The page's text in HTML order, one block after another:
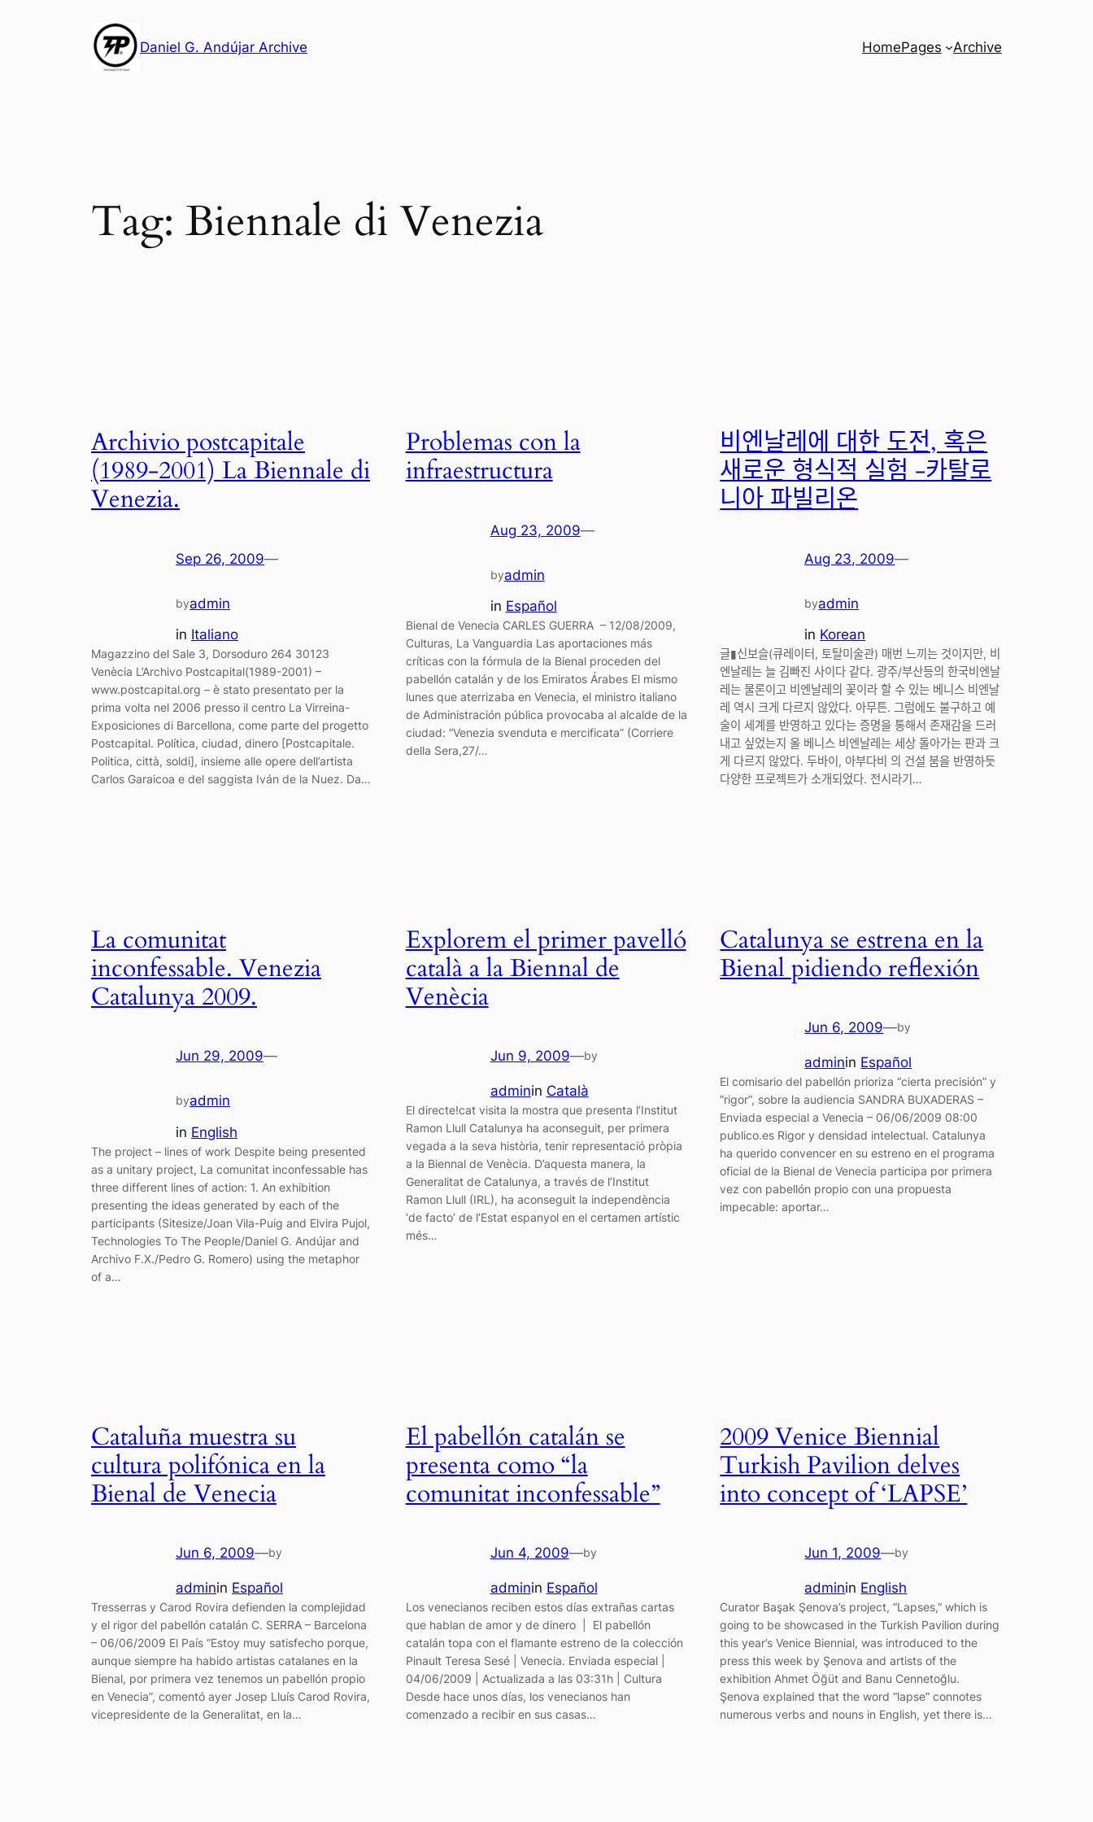
Daniel G. Andújar Archive HomePages Archive
Tag: Biennale di Venezia
Archivio postcapitale
(1989-2001) La Biennale di
Venezia.
Sep 26, 2009—
byadmin
in Italiano
Magazzino del Sale 3, Dorsoduro 264 30123
Venècia L’Archivo Postcapital(1989-2001) –
www.postcapital.org – è stato presentato per la
prima volta nel 2006 presso il centro La Virreina-
Exposiciones di Barcellona, come parte del progetto
Postcapital. Política, ciudad, dinero [Postcapitale.
Politica, città, soldi], insieme alle opere dell’artista
Carlos Garaicoa e del saggista Iván de la Nuez. Da…
Problemas con la
infraestructura
Aug 23, 2009—
byadmin
in Español
Bienal de Venecia CARLES GUERRA – 12/08/2009,
Culturas, La Vanguardia Las aportaciones más
críticas con la fórmula de la Bienal proceden del
pabellón catalán y de los Emiratos Árabes El mismo
lunes que aterrizaba en Venecia, el ministro italiano
de Administración pública provocaba al alcalde de la
ciudad: “Venezia svenduta e mercificata” (Corriere
della Sera,27/…
비엔날레에 대한 도전, 혹은
새로운 형식적 실험 -카탈로
니아 파빌리온
Aug 23, 2009—
byadmin
in Korean
글▮신보슬(큐레이터, 토탈미술관) 매번 느끼는 것이지만, 비
엔날레는 늘 김빠진 사이다 같다. 광주/부산등의 한국비엔날
레는 물론이고 비엔날레의 꽃이라 할 수 있는 베니스 비엔날
레 역시 크게 다르지 않았다. 아무튼. 그럼에도 불구하고 예
술이 세계를 반영하고 있다는 증명을 통해서 존재감을 드러
내고 싶었는지 올 베니스 비엔날레는 세상 돌아가는 판과 크
게 다르지 않았다. 두바이, 아부다비 의 건설 붐을 반영하듯
다양한 프로젝트가 소개되었다. 전시라기…
La comunitat
inconfessable. Venezia
Catalunya 2009.
Jun 29, 2009—
byadmin
in English
The project – lines of work Despite being presented
as a unitary project, La comunitat inconfessable has
three different lines of action: 1. An exhibition
presenting the ideas generated by each of the
participants (Sitesize/Joan Vila-Puig and Elvira Pujol,
Technolo­gies To The People/Daniel G. Andújar and
Archivo F.X./Pedro G. Romero) using the metaphor
of a…
Explorem el primer pavelló
català a la Biennal de
Venècia
Jun 9, 2009—by
adminin Català
El directe!cat visita la mostra que presenta l’Institut
Ramon Llull Catalunya ha aconseguit, per primera
vegada a la seva història, tenir representació pròpia
a la Biennal de Venècia. D’aquesta manera, la
Generalitat de Catalunya, a través de l’Institut
Ramon Llull (IRL), ha aconseguit la independència
‘de facto’ de l’Estat espanyol en el certamen artístic
més…
Catalunya se estrena en la
Bienal pidiendo reflexión
Jun 6, 2009—by
adminin Español
El comisario del pabellón prioriza “cierta precisión” y
“rigor”, sobre la audiencia SANDRA BUXADERAS –
Enviada especial a Venecia – 06/06/2009 08:00
publico.es Rigor y densidad intelectual. Catalunya
ha querido convencer en su estreno en el programa
oficial de la Bienal de Venecia participa por primera
vez con pabellón propio con una propuesta
impecable: aportar…
Cataluña muestra su
cultura polifónica en la
Bienal de Venecia
Jun 6, 2009—by
adminin Español
Tresserras y Carod Rovira defienden la complejidad
y el rigor del pabellón catalán C. SERRA – Barcelona
– 06/06/2009 El País “Estoy muy satisfecho porque,
aunque siempre ha habido artistas catalanes en la
Bienal, por primera vez tenemos un pabellón propio
en Venecia”, comentó ayer Josep Lluís Carod Rovira,
vicepresidente de la Generalitat, en la…
El pabellón catalán se
presenta como “la
comunitat inconfessable”
Jun 4, 2009—by
adminin Español
Los venecianos reciben estos días extrañas cartas
que hablan de amor y de dinero | El pabellón
catalán topa con el flamante estreno de la colección
Pinault Teresa Sesé | Venecia. Enviada especial |
04/06/2009 | Actualizada a las 03:31h | Cultura
Desde hace unos días, los venecianos han
comenzado a recibir en sus casas…
2009 Venice Biennial
Turkish Pavilion delves
into concept of ‘LAPSE’
Jun 1, 2009—by
adminin English
Curator Başak Şenova’s project, “Lapses,” which is
going to be showcased in the Turkish Pavilion during
this year’s Venice Biennial, was introduced to the
press this week by Şenova and artists of the
exhibition Ahmet Öğüt and Banu Cennetoğlu.
Şenova explained that the word “lapse” connotes
numerous verbs and nouns in English, yet there is…